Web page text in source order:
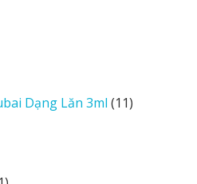
Dạng Lăn 3ml 1111